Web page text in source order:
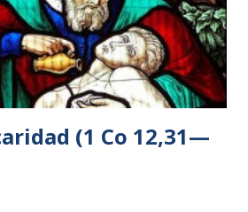
la muerte a su propio Hijo Unig...
(1 Co 12,31—